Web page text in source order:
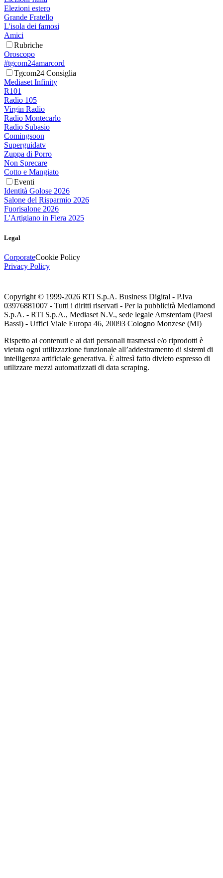
Elezioni estero
Grande Fratello
L'isola dei famosi
Amici
Rubriche
Oroscopo
#tgcom24amarcord
Tgcom24 Consiglia
Mediaset Infinity
R101
Radio 105
Virgin Radio
Radio Montecarlo
Radio Subasio
Comingsoon
Superguidatv
Zuppa di Porro
Non Sprecare
Cotto e Mangiato
Eventi
Identità Golose 2026
Salone del Risparmio 2026
Fuorisalone 2026
L'Artigiano in Fiera 2025
Legal
CorporateCookie Policy
Privacy Policy
Copyright © 1999-2026 RTI S.p.A. Business Digital - P.Iva
03976881007 - Tutti i diritti riservati - Per la pubblicità Mediamond
S.p.A. - RTI S.p.A., Mediaset N.V., sede legale Amsterdam (Paesi
Bassi) - Uffici Viale Europa 46, 20093 Cologno Monzese (MI)
Rispetto ai contenuti e ai dati personali trasmessi e/o riprodotti è
vietata ogni utilizzazione funzionale all’addestramento di sistemi di
intelligenza artificiale generativa. È altresì fatto divieto espresso di
utilizzare mezzi automatizzati di data scraping.